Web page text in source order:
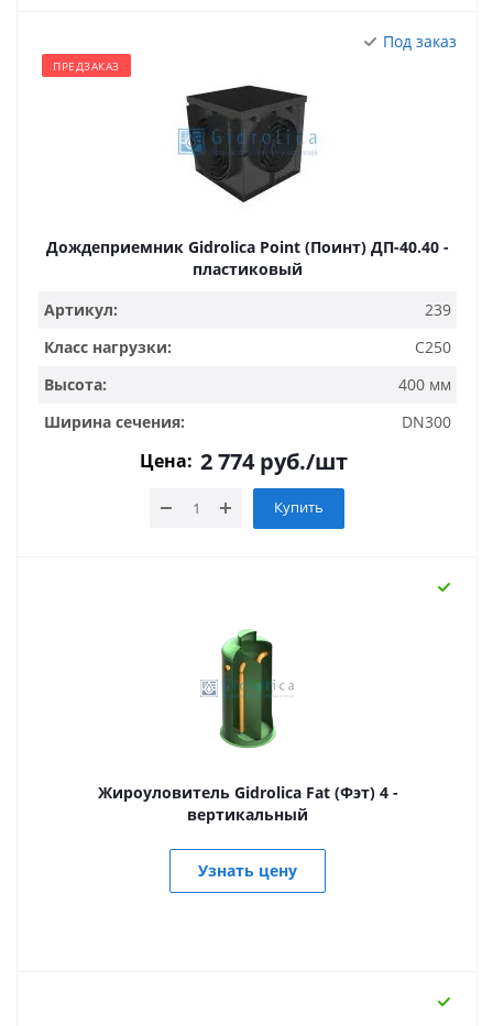
Под заказ
ПРЕДЗАКАЗ
Дождеприемник Gidrolica Point (Поинт) ДП-40.40 -
пластиковый
Артикул:
239
Класс нагрузки:
C250
Высота:
400 мм
Ширина сечения:
DN300
Цена: 2 774руб./шт
Купить
Жироуловитель Gidrolica Fat (Фэт) 4 -
вертикальный
Узнать цену